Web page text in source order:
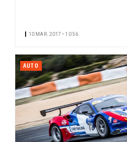
10 MAR. 2017 • 10:56
AUTO